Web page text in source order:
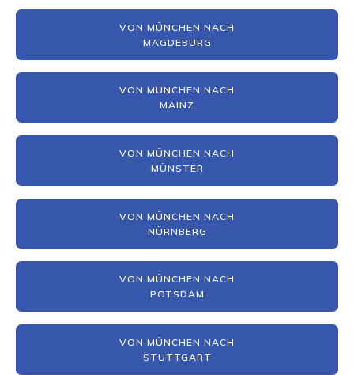
VON MÜNCHEN NACH
MAGDEBURG
VON MÜNCHEN NACH
MAINZ
VON MÜNCHEN NACH
MÜNSTER
VON MÜNCHEN NACH
NÜRNBERG
VON MÜNCHEN NACH
POTSDAM
VON MÜNCHEN NACH
STUTTGART